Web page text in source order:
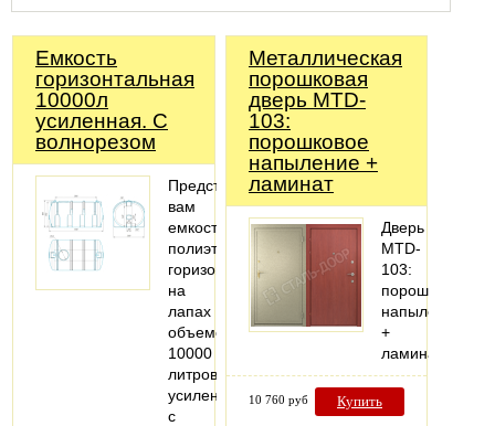
Емкость
горизонтальная
10000л
усиленная. С
волнорезом
Представляем
вам
емкость
полиэтиленовую
горизонтальную
на
лапах
объемом
10000
литров,
усиленную
с
Металлическая
порошковая
дверь MTD-
103:
порошковое
напыление +
ламинат
Дверь
MTD-
103:
порошковое
напыление
+
ламинат
10 760 руб Купить